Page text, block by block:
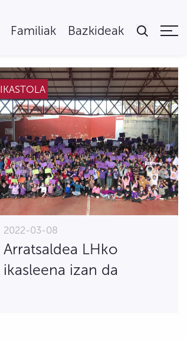
Familiak Bazkideak
IKASTOLA
2022-03-08
Arratsaldea LHko
ikasleena izan da